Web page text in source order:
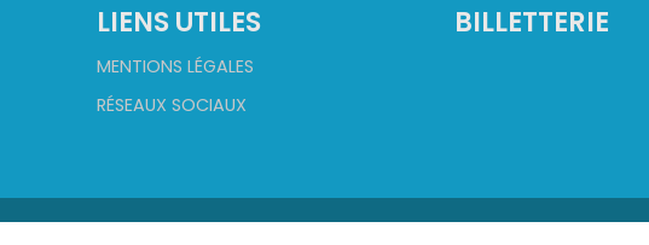
LIENS UTILES
MENTIONS LÉGALES
RÉSEAUX SOCIAUX
BILLETTERIE